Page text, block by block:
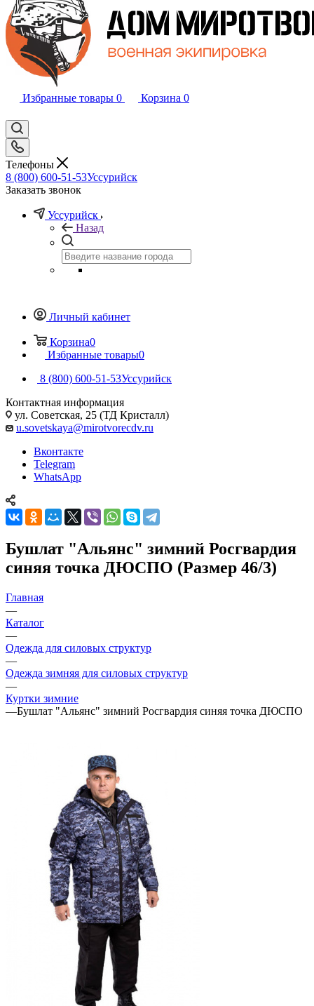
Избранные товары 0 Корзина 0
Телефоны
8 (800) 600-51-53Уссурийск
Заказать звонок
Уссурийск
Назад
Личный кабинет
Корзина0
Избранные товары0
8 (800) 600-51-53Уссурийск
Контактная информация
ул. Советская, 25 (ТД Кристалл)
u.sovetskaya@mirotvorecdv.ru
Вконтакте
Telegram
WhatsApp
Бушлат "Альянс" зимний Росгвардия
синяя точка ДЮСПО (Размер 46/3)
Главная
—
Каталог
—
Одежда для силовых структур
—
Одежда зимняя для силовых структур
—
Куртки зимние
—Бушлат "Альянс" зимний Росгвардия синяя точка ДЮСПО